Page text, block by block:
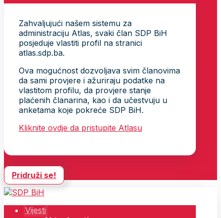
Zahvaljujući našem sistemu za
administraciju Atlas, svaki član SDP BiH
posjeduje vlastiti profil na stranici
atlas.sdp.ba.
Ova mogućnost dozvoljava svim članovima
da sami provjere i ažuriraju podatke na
vlastitom profilu, da provjere stanje
plaćenih članarina, kao i da učestvuju u
anketama koje pokreće SDP BiH.
Kliknite ovdje da pristupite Atlasu
Pridruži se!
Vijesti